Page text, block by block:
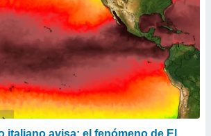
italiano avisa: el fenómeno de El